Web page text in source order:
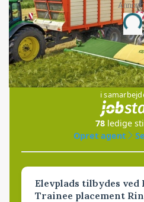
i
78 ledige
Opret agent
Elevplads tilbydes
Trainee placement